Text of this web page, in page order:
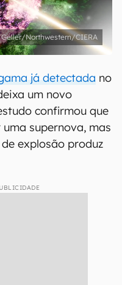
Geller/Northwestern/CIERA
já detectada no
um novo
confirmou que
supernova, mas
explosão produz